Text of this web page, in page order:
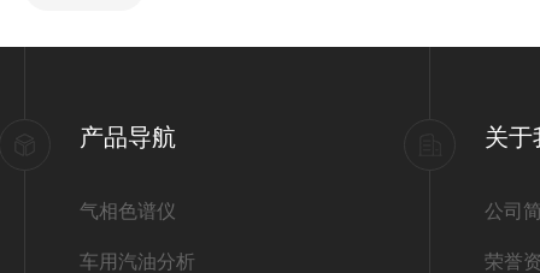
产品导航
气相色谱仪
车用汽油分析
关于
公司
荣誉